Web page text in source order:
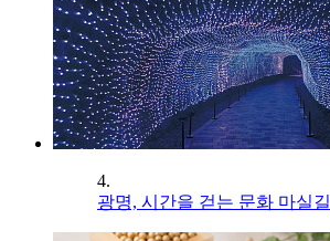
4.
광명, 시간을 걷는 문화 마실길